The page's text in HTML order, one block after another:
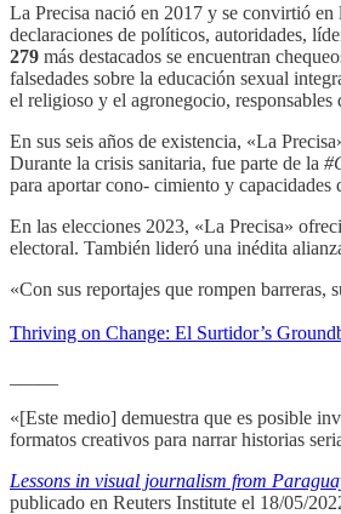
La Precisa nació en 2017 y se convirtió
declaraciones de políticos, autoridades,
279 más destacados se encuentran
falsedades sobre la educación sexual
el religioso y el agronegocio,
En sus seis años de existencia, «La
Durante la crisis sanitaria, fue parte de la
para aportar cono- cimiento y
En las elecciones 2023, «La Precisa»
electoral. También lideró una inédita
«Con sus reportajes que rompen
Thriving on Change: El Surtidor’s
«[Este medio] demuestra que es posible
formatos creativos para narrar historias
Lessons in visual journalism from
publicado en Reuters Institute el 18/05/